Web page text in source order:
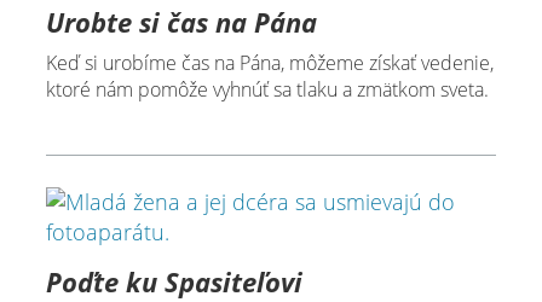
Urobte si čas na Pána
Keď si urobíme čas na Pána, môžeme získať vedenie,
ktoré nám pomôže vyhnúť sa tlaku a zmätkom sveta.
Poďte ku Spasiteľovi